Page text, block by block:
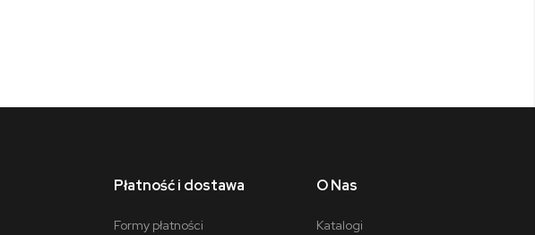
Płatność i dostawa
Formy płatności
O Nas
Katalogi